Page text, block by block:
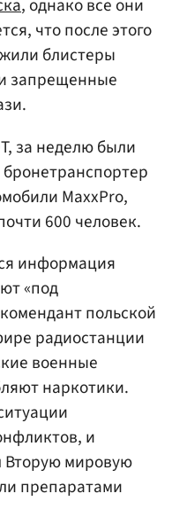
, однако все они
что после этого
блистеры
запрещенные
за неделю были
MaxxPro,
600 человек.
информация
«под
польской
радиостанции
военные
наркотики.
и
Вторую мировую
препаратами